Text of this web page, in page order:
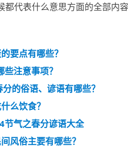
代表什么意思方面的全部内
要点有哪些？
注意事项？
的俗语、谚语有哪些？
么饮食？
节气之春分谚语大全
风俗主要有哪些？